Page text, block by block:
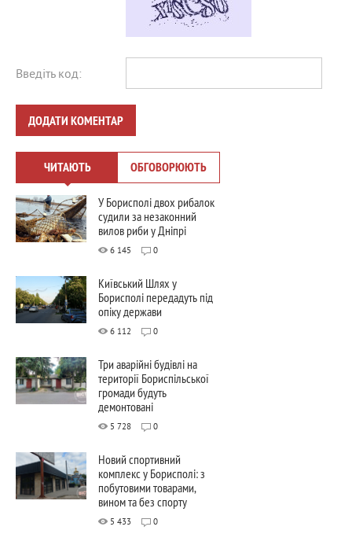
Введіть код:
ДОДАТИ КОМЕНТАР
ЧИТАЮТЬ ОБГОВОРЮЮТЬ
У Борисполі двох рибалок
судили за незаконний
вилов риби у Дніпрі
6 145 0
Київський Шлях у
Борисполі передадуть під
опіку держави
6 112 0
Три аварійні будівлі на
території Бориспільської
громади будуть
демонтовані
5 728 0
Новий спортивний
комплекс у Борисполі: з
побутовими товарами,
вином та без спорту
5 433 0